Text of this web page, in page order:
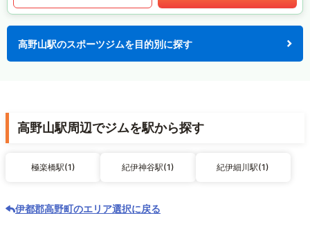
高野山駅のスポーツジムを目的別に探す
高野山駅周辺でジムを駅から探す
極楽橋駅(1) 紀伊神谷駅(1) 紀伊細川駅(1)
伊都郡高野町のエリア選択に戻る